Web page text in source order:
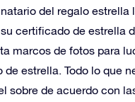
del regalo estrella
certificado de estrella
marcos de fotos para
de estrella. Todo lo que
sobre de acuerdo con